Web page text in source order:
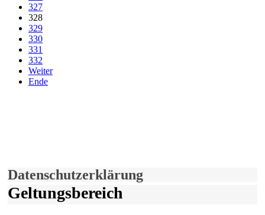
327
328
329
330
331
332
Weiter
Ende
Datenschutzerklärung
Geltungsbereich